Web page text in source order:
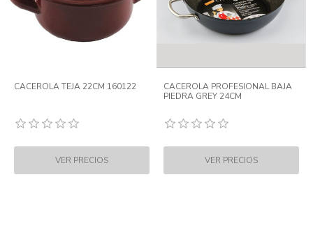
CACEROLA TEJA 22CM 160122
CACEROLA PROFESIONAL BAJA
PIEDRA GREY 24CM